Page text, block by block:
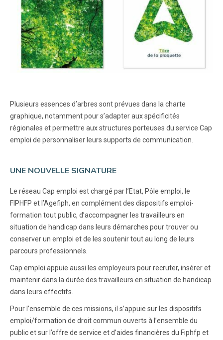
Plusieurs essences d’arbres sont prévues dans la charte
graphique, notamment pour s’adapter aux spécificités
régionales et permettre aux structures porteuses du service Cap
emploi de personnaliser leurs supports de communication.
UNE NOUVELLE SIGNATURE
Le réseau Cap emploi est chargé par l’Etat, Pôle emploi, le
FIPHFP et l’Agefiph, en complément des dispositifs emploi-
formation tout public, d’accompagner les travailleurs en
situation de handicap dans leurs démarches pour trouver ou
conserver un emploi et de les soutenir tout au long de leurs
parcours professionnels.
Cap emploi appuie aussi les employeurs pour recruter, insérer et
maintenir dans la durée des travailleurs en situation de handicap
dans leurs effectifs.
Pour l’ensemble de ces missions, il s’appuie sur les dispositifs
emploi/formation de droit commun ouverts à l’ensemble du
public et sur l’offre de service et d’aides financières du Fiphfp et